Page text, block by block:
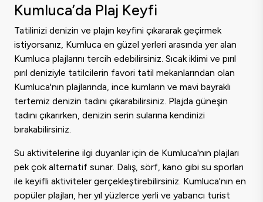
Kumluca’da Plaj Keyfi
Tatilinizi denizin ve plajın keyfini çıkararak geçirmek
istiyorsanız, Kumluca en güzel yerleri arasında yer alan
Kumluca plajlarını tercih edebilirsiniz. Sıcak iklimi ve pırıl
pırıl deniziyle tatilcilerin favori tatil mekanlarından olan
Kumluca'nın plajlarında, ince kumların ve mavi bayraklı
tertemiz denizin tadını çıkarabilirsiniz. Plajda güneşin
tadını çıkarırken, denizin serin sularına kendinizi
bırakabilirsiniz.
Su aktivitelerine ilgi duyanlar için de Kumluca'nın plajları
pek çok alternatif sunar. Dalış, sörf, kano gibi su sporları
ile keyifli aktiviteler gerçekleştirebilirsiniz. Kumluca'nın en
popüler plajları, her yıl yüzlerce yerli ve yabancı turist